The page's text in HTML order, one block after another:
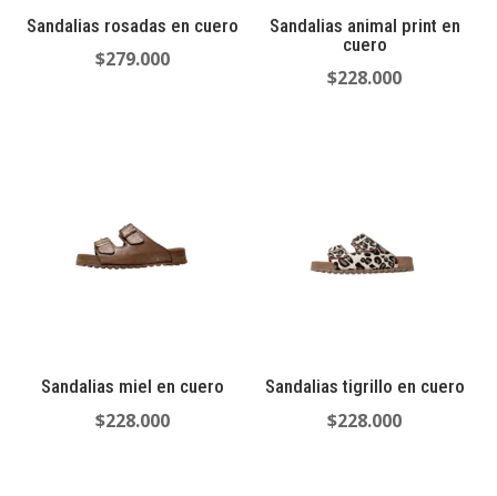
Sandalias rosadas en cuero
$279.000
Sandalias animal print en
cuero
$228.000
Sandalias miel en cuero
$228.000
Sandalias tigrillo en cuero
$228.000